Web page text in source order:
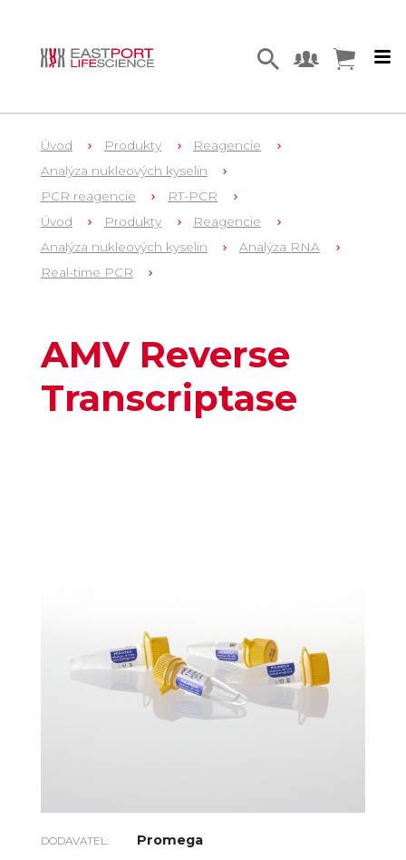
Úvod Produkty
Reagencie
Analýza nukleových kyselin
PCR reagencie
RT-PCR
Úvod
Produkty
Reagencie
Analýza nukleových kyselin
Analýza RNA
Real-time PCR
AMV Reverse
Transcriptase
DODAVATEL: Promega